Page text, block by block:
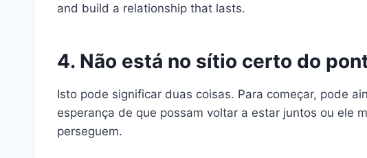
and build a relationship that lasts.
4. Não está no sítio certo do
Isto pode significar duas coisas. Para começar, pode
esperança de que possam voltar a estar juntos ou ele
perseguem.